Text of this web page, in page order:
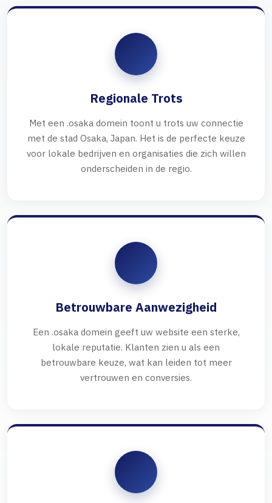
Regionale Trots
Met een .osaka domein toont u trots uw connectie
met de stad Osaka, Japan. Het is de perfecte keuze
voor lokale bedrijven en organisaties die zich willen
onderscheiden in de regio.
Betrouwbare Aanwezigheid
Een .osaka domein geeft uw website een sterke,
lokale reputatie. Klanten zien u als een
betrouwbare keuze, wat kan leiden tot meer
vertrouwen en conversies.